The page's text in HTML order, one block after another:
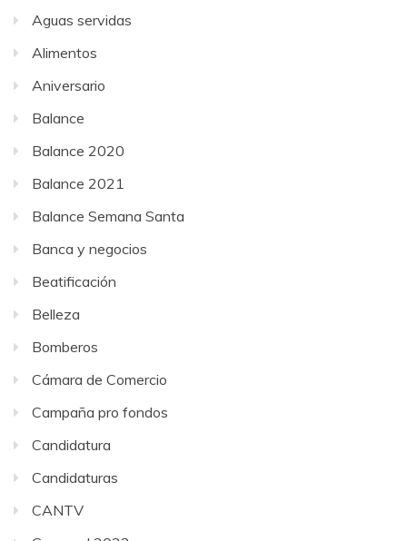
Aguas servidas
Alimentos
Aniversario
Balance
Balance 2020
Balance 2021
Balance Semana Santa
Banca y negocios
Beatificación
Belleza
Bomberos
Cámara de Comercio
Campaña pro fondos
Candidatura
Candidaturas
CANTV